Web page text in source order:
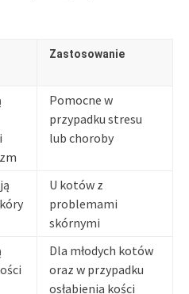
Zastosowanie
Pomocne w
przypadku stresu
lub choroby
U kotów z
problemami
skórnymi
Dla młodych kotów
oraz w przypadku
osłabienia kości